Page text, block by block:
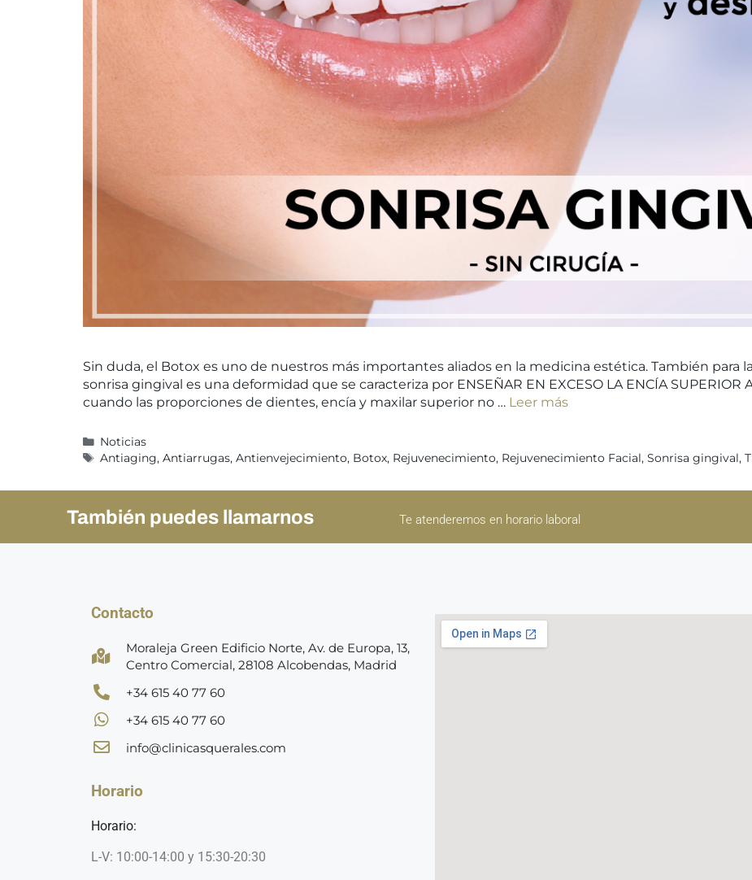
Sin duda, el Botox es uno de nuestros más importantes aliados en la medicina estética. También para
sonrisa gingival es una deformidad que se caracteriza por ENSEÑAR EN EXCESO LA ENCÍA SUPERIOR
cuando las proporciones de dientes, encía y maxilar superior no … Leer más
Noticias
Antiaging,Antiarrugas,Antienvejecimiento, Botox, Rejuvenecimiento, Rejuvenecimiento Facial,Sonrisa gingival,
También puedes llamarnos Te atenderemos en horario laboral
Contacto
Moraleja Green Edificio Norte, Av. de Europa, 13,
Centro Comercial, 28108 Alcobendas, Madrid
+34 615 40 77 60
+34 615 40 77 60
info@clinicasquerales.com
Horario
Horario:
L-V: 10:00-14:00 y 15:30-20:30